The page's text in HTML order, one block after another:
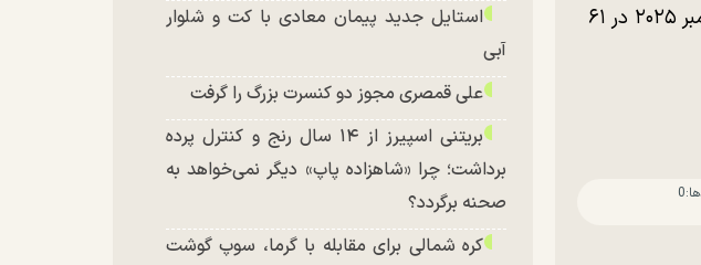
مرگ هد تنها چند ماه پس از درگذشت شریک زندگی‌اش، فیشر، رخ می‌دهد که دسامبر ۲۰۲۵ در ۶۱
0
استایل جدید پیمان معادی با کت و شلوار
آبی
علی قمصری مجوز دو کنسرت بزرگ را گرفت
بریتنی اسپیرز از ۱۴ سال رنج و کنترل پرده
برداشت؛ چرا «شاهزاده پاپ» دیگر نمی‌خواهد به
صحنه برگردد؟
کره شمالی برای مقابله با گرما، سوپ گوشت